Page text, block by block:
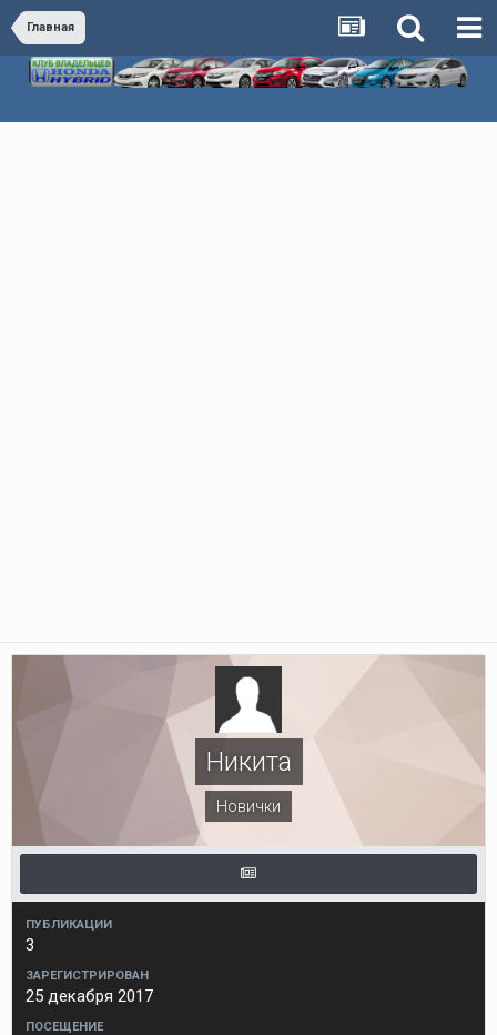
Главная
Никита
Новички
ПУБЛИКАЦИИ
3
ЗАРЕГИСТРИРОВАН
25 декабря 2017
ПОСЕЩЕНИЕ